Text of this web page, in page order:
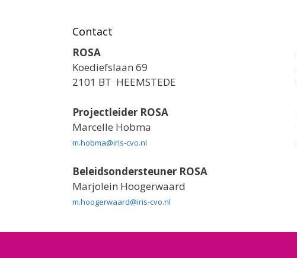
Contact
ROSA
Koediefslaan 69
2101 BT HEEMSTEDE
Projectleider ROSA
Marcelle Hobma
m.hobma@iris-cvo.nl
Beleidsondersteuner ROSA
Marjolein Hoogerwaard
m.hoogerwaard@iris-cvo.nl